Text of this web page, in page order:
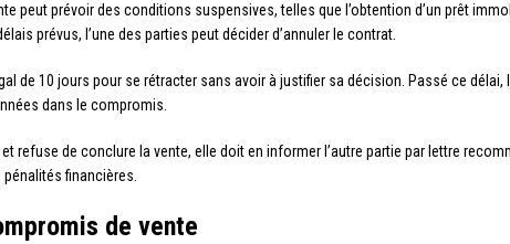
peut prévoir des conditions suspensives, telles que l’obtention d’un prêt
prévus, l’une des parties peut décider d’annuler le contrat.
de 10 jours pour se rétracter sans avoir à justifier sa décision. Passé ce délai,
dans le compromis.
et refuse de conclure la vente, elle doit en informer l’autre partie par lettre
financières.
de vente